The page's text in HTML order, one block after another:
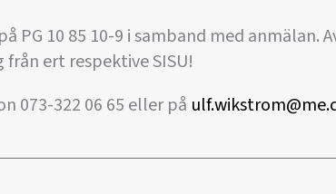
PG 10 85 10-9 i samband med anmälan.
ert respektive SISU!
073-322 06 65 eller på